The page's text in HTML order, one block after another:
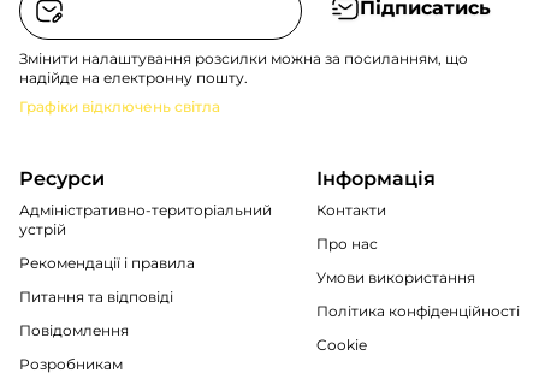
Підписатись
Змінити налаштування розсилки можна за посиланням, що
надійде на електронну пошту.
Графіки відключень світла
Ресурси
Адміністративно-територіальний
устрій
Рекомендації i правила
Питання та відповіді
Повідомлення
Розробникам
Інформація
Контакти
Про нас
Умови використання
Політика конфіденційності
Cookie